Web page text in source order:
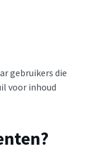
gebruikers die
voor inhoud